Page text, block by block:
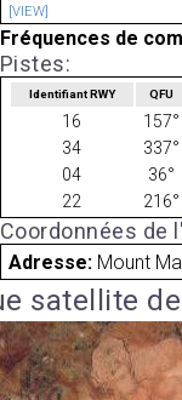
[VIEW]
Fréquences de
Pistes:
Identifiant RWY QFU
16 157°
34
337°
04
36°
22
216°
Coordonnées de
Adresse: Mount
satellite de